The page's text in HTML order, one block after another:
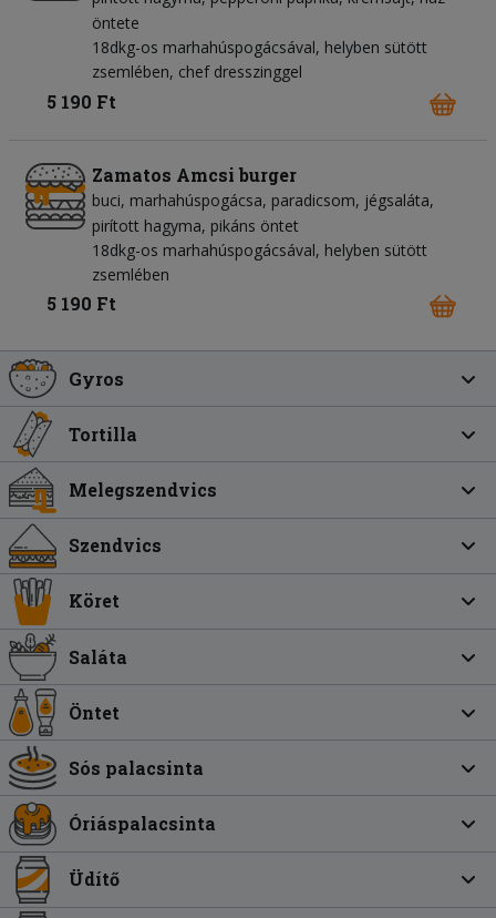
öntete
18dkg-os marhahúspogácsával, helyben sütött
zsemlében, chef dresszinggel
5 190 Ft
Zamatos Amcsi burger
buci marhahúspogácsa paradicsom jégsaláta
pirított hagyma pikáns öntet
18dkg-os marhahúspogácsával, helyben sütött
zsemlében
5 190 Ft
Gyros
Tortilla
Melegszendvics
Szendvics
Köret
Saláta
Öntet
Sós palacsinta
Óriáspalacsinta
Üdítő